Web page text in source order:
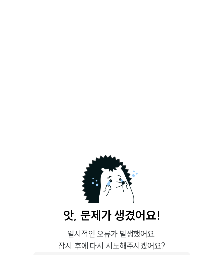
앗, 문제가 생겼어요!
일시적인 오류가 발생했어요.
잠시 후에 다시 시도해주시겠어요?